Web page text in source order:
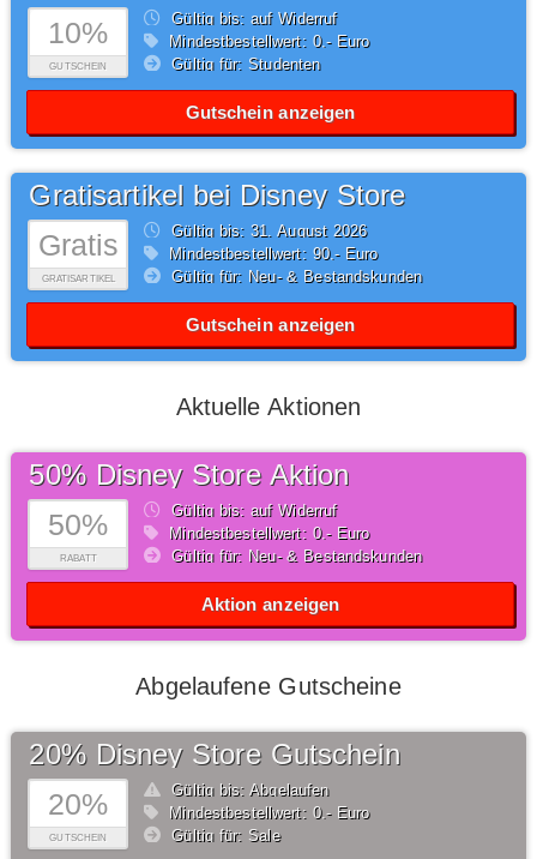
10%
GUTSCHEIN
Gültig bis: auf Widerruf
Mindestbestellwert: 0,- Euro
Gültig für: Studenten
Gutschein anzeigen
Gratis
GRATISARTIKEL
Gratisartikel bei Disney Store
Gültig bis: 31.August2026
Mindestbestellwert: 90,- Euro
Gültig für: Neu- & Bestandskunden
Gutschein anzeigen
Aktuelle Aktionen
50%
RABATT
50% Disney Store Aktion
Gültig bis: auf Widerruf
Mindestbestellwert: 0,- Euro
Gültig für: Neu- & Bestandskunden
Aktion anzeigen
Abgelaufene Gutscheine
20%
GUTSCHEIN
20% Disney Store Gutschein
Gültig bis: Abgelaufen
Mindestbestellwert: 0,- Euro
Gültig für: Sale